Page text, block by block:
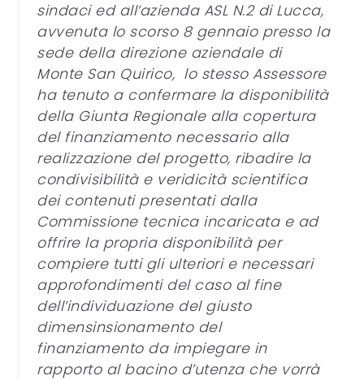
sindaci ed all’azienda ASL N.2 di Lucca,
avvenuta lo scorso 8 gennaio presso la
sede della direzione aziendale di
Monte San Quirico, lo stesso Assessore
ha tenuto a confermare la disponibilità
della Giunta Regionale alla copertura
del finanziamento necessario alla
realizzazione del progetto, ribadire la
condivisibilità e veridicità scientifica
dei contenuti presentati dalla
Commissione tecnica incaricata e ad
offrire la propria disponibilità per
compiere tutti gli ulteriori e necessari
approfondimenti del caso al fine
dell’individuazione del giusto
dimensinsionamento del
finanziamento da impiegare in
rapporto al bacino d’utenza che vorrà